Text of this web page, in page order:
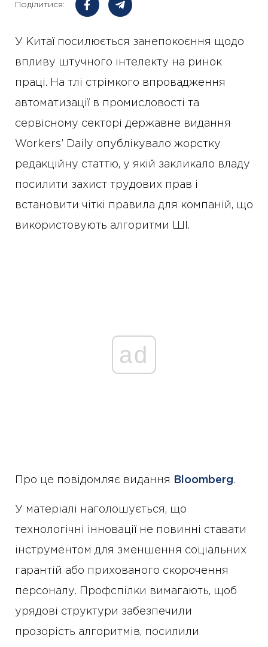
Поділитися:
У Китаї посилюється занепокоєння щодо
впливу штучного інтелекту на ринок
праці. На тлі стрімкого впровадження
автоматизації в промисловості та
сервісному секторі державне видання
Workers’ Daily опублікувало жорстку
редакційну статтю, у якій закликало владу
посилити захист трудових прав і
встановити чіткі правила для компаній, що
використовують алгоритми ШІ.
ad
Про це повідомляє видання Bloomberg.
У матеріалі наголошується, що
технологічні інновації не повинні ставати
інструментом для зменшення соціальних
гарантій або прихованого скорочення
персоналу. Профспілки вимагають, щоб
урядові структури забезпечили
прозорість алгоритмів, посилили